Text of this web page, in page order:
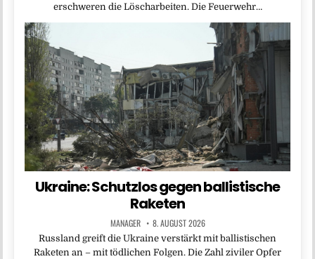
erschweren die Löscharbeiten. Die Feuerwehr…
Ukraine: Schutzlos gegen ballistische
Raketen
MANAGER 8. AUGUST 2026
Russland greift die Ukraine verstärkt mit ballistischen
Raketen an – mit tödlichen Folgen. Die Zahl ziviler Opfer